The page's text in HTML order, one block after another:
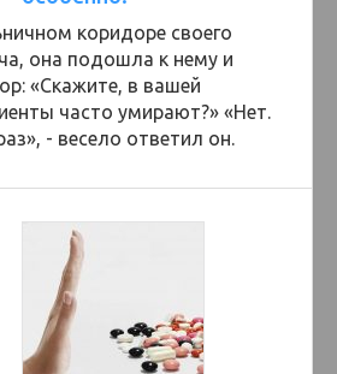
коридоре своего
она подошла к нему и
«Скажите, в вашей
часто умирают?» «Нет.
- весело ответил он.